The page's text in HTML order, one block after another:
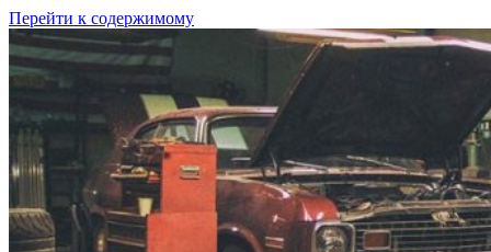
Перейти к содержимому